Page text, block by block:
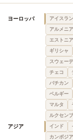
ヨーロッパ アイスラ
アルメニア
エストニア
ギリシャ
スウェー
チェコ
バチカン
ベルギー
マルタ
ルクセン
アジア インド
カンボジア